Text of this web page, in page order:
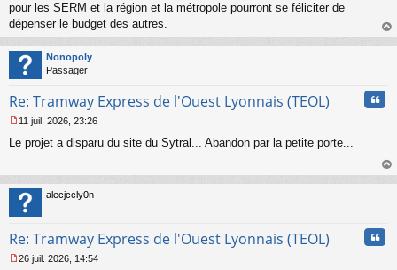
pour les SERM et la région et la métropole pourront se féliciter de
dépenser le budget des autres.
au
Nonopoly
Passager
Re: Tramway Express de l'Ouest Lyonnais (TEOL)
e
a
g
e
o
l
11 juil. 2026, 23:26
Le projet a disparu du site du Sytral... Abandon par la petite porte...
au
alecjccly0n
Re: Tramway Express de l'Ouest Lyonnais (TEOL)
26 juil. 2026, 14:54